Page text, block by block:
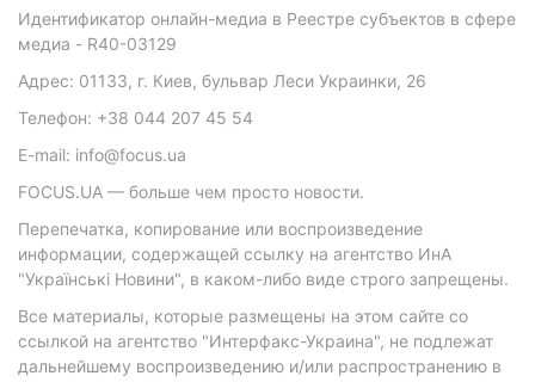
Идентификатор онлайн-медиа в Реестре субъектов в сфере
медиа - R40-03129
Адрес: 01133, г. Киев, бульвар Леси Украинки, 26
Телефон: +38 044 207 45 54
E-mail: info@focus.ua
FOCUS.UA — больше чем просто новости.
Перепечатка, копирование или воспроизведение
информации, содержащей ссылку на агентство ИнА
"Українські Новини", в каком-либо виде строго запрещены.
Все материалы, которые размещены на этом сайте со
ссылкой на агентство "Интерфакс-Украина", не подлежат
дальнейшему воспроизведению и/или распространению в